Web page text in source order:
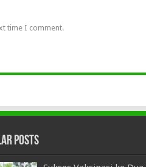
time I comment.
Posts